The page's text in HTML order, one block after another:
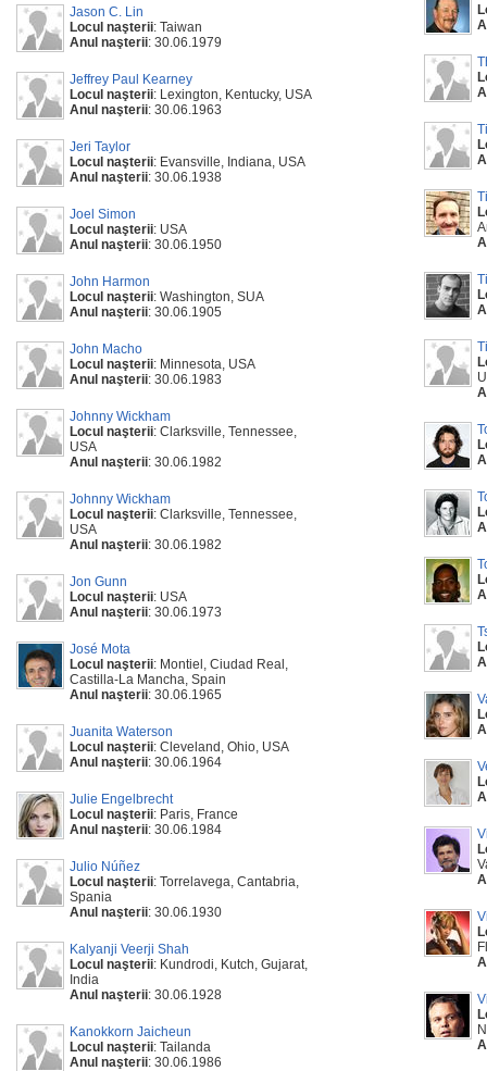
Jason C. Lin
Locul naşterii: Taiwan
Anul naşterii: 30.06.1979
Jeffrey Paul Kearney
Locul naşterii: Lexington, Kentucky, USA
Anul naşterii: 30.06.1963
Jeri Taylor
Locul naşterii: Evansville, Indiana, USA
Anul naşterii: 30.06.1938
Joel Simon
Locul naşterii: USA
Anul naşterii: 30.06.1950
John Harmon
Locul naşterii: Washington, SUA
Anul naşterii: 30.06.1905
John Macho
Locul naşterii: Minnesota, USA
Anul naşterii: 30.06.1983
Johnny Wickham
Locul naşterii: Clarksville, Tennessee,
USA
Anul naşterii: 30.06.1982
Johnny Wickham
Locul naşterii: Clarksville, Tennessee,
USA
Anul naşterii: 30.06.1982
Jon Gunn
Locul naşterii: USA
Anul naşterii: 30.06.1973
José Mota
Locul naşterii: Montiel, Ciudad Real,
Castilla-La Mancha, Spain
Anul naşterii: 30.06.1965
Juanita Waterson
Locul naşterii: Cleveland, Ohio, USA
Anul naşterii: 30.06.1964
Julie Engelbrecht
Locul naşterii: Paris, France
Anul naşterii: 30.06.1984
Julio Núñez
Locul naşterii: Torrelavega, Cantabria,
Spania
Anul naşterii: 30.06.1930
Kalyanji Veerji Shah
Locul naşterii: Kundrodi, Kutch, Gujarat,
India
Anul naşterii: 30.06.1928
Kanokkorn Jaicheun
Locul naşterii: Tailanda
Anul naşterii: 30.06.1986